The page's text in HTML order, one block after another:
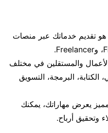
هو تقديم خدماتك عبر منصات
والمستقلين في مختلف
الكتابة، البرمجة، التسويق
يعرض مهاراتك، يمكنك
وتحقيق أرباح.